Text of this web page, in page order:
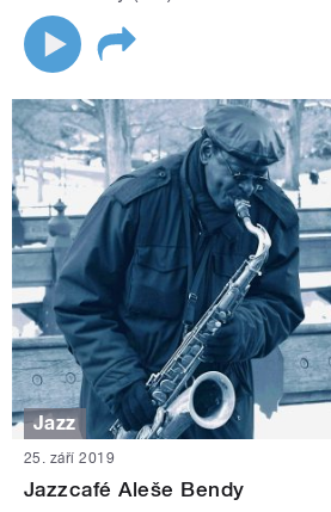
Jazz
25. září 2019
Jazzcafé Aleše Bendy